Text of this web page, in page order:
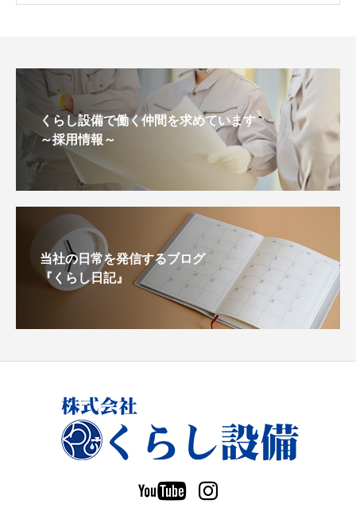
くらし設備で働く仲間を求めています
～採用情報～
当社の日常を発信するブログ
『くらし日記』